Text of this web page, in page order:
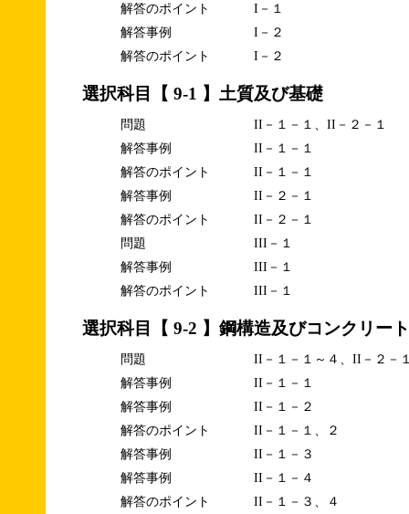
解答のポイント
I－１
解答事例
I－２
解答のポイント
I－２
選択科目【 9-1 】土質及び基礎
問題
II－１－１、II－２－１
解答事例
II－１－１
解答のポイント
II－１－１
解答事例
II－２－１
解答のポイント
II－２－１
問題
III－１
解答事例
III－１
解答のポイント
III－１
選択科目【 9-2 】鋼構造及びコンクリート
問題
II－１－１～４、II－２－
解答事例
II－１－１
解答事例
II－１－２
解答のポイント
II－１－１、２
解答事例
II－１－３
解答事例
II－１－４
解答のポイント
II－１－３、４